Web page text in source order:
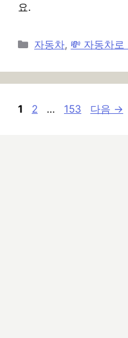
요.
카
고
리
자동차, 💸 자동차로
페
1
페
2 …
페
153 다음 →